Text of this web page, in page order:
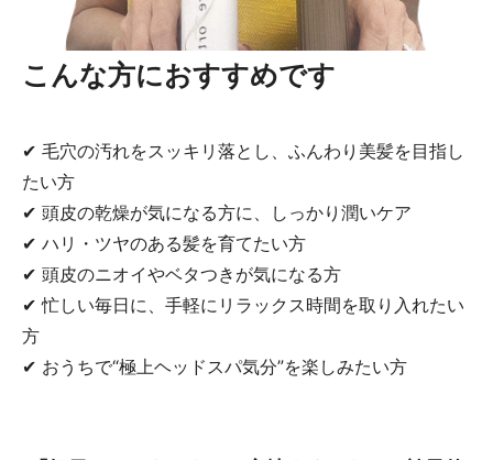
こんな方におすすめです
✔ 毛穴の汚れをスッキリ落とし、ふんわり美髪を目指し
たい方
✔ 頭皮の乾燥が気になる方に、しっかり潤いケア
✔ ハリ・ツヤのある髪を育てたい方
✔ 頭皮のニオイやベタつきが気になる方
✔ 忙しい毎日に、手軽にリラックス時間を取り入れたい
方
✔ おうちで“極上ヘッドスパ気分”を楽しみたい方